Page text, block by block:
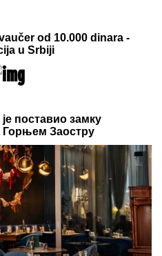
od 10.000 dinara -
u Srbiji
поставио замку
Горњем Заостру